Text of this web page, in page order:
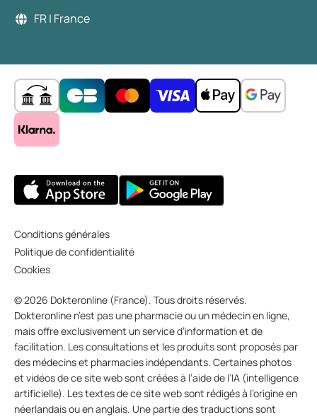
FR | France
Conditions générales
Politique de confidentialité
Cookies
© 2026 Dokteronline (France). Tous droits réservés.
Dokteronline n’est pas une pharmacie ou un médecin en ligne,
mais offre exclusivement un service d’information et de
facilitation. Les consultations et les produits sont proposés par
des médecins et pharmacies indépendants. Certaines photos
et vidéos de ce site web sont créées à l’aide de l’IA (intelligence
artificielle). Les textes de ce site web sont rédigés à l’origine en
néerlandais ou en anglais. Une partie des traductions sont